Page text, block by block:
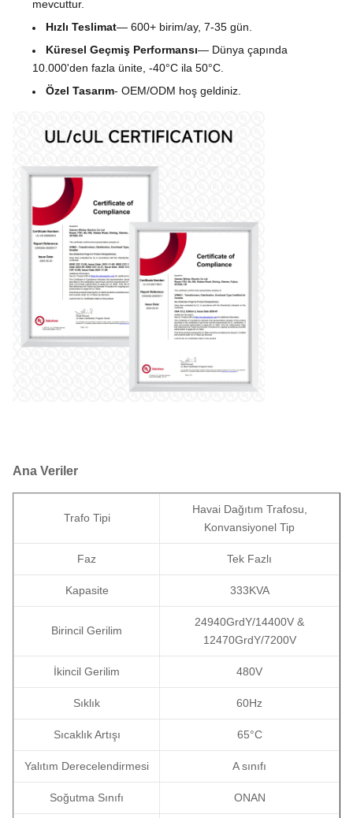
mevcuttur.
Hızlı Teslimat— 600+ birim/ay, 7-35 gün.
Küresel Geçmiş Performansı— Dünya çapında
10.000'den fazla ünite, -40°C ila 50°C.
Özel Tasarım- OEM/ODM hoş geldiniz.
Ana Veriler
Trafo Tipi
Havai Dağıtım Trafosu,
Konvansiyonel Tip
Faz Tek Fazlı
Kapasite 333KVA
Birincil Gerilim
24940GrdY/14400V &
12470GrdY/7200V
İkincil Gerilim 480V
Sıklık 60Hz
Sıcaklık Artışı 65°C
Yalıtım Derecelendirmesi A sınıfı
Soğutma Sınıfı ONAN